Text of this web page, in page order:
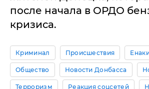
после начала в ОРДО
кризиса.
Криминал Происшествия
Общество Новости Донбасса
Терроризм Реакция соцсетей